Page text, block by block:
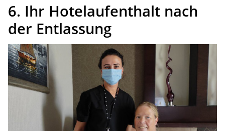
6. Ihr Hotelaufenthalt nach
der Entlassung